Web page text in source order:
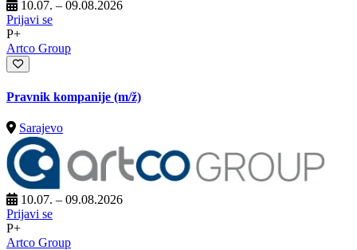
10.07. – 09.08.2026
Prijavi se
P+
Artco Group
Pravnik kompanije (m/ž)
Sarajevo
10.07. – 09.08.2026
Prijavi se
P+
Artco Group